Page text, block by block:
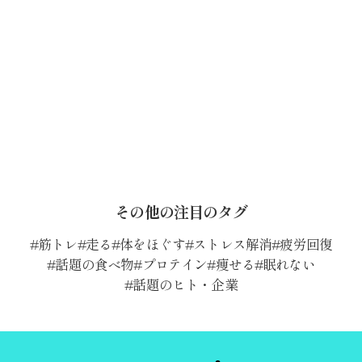
その他の注目のタグ
筋トレ 走る 体をほぐす ストレス解消 疲労回復
話題の食べ物 プロテイン 痩せる 眠れない
話題のヒト・企業